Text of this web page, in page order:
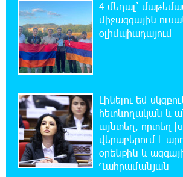
22:17:04 5-08-2026
Կեղծ էջով
է մասնակցել
Հարավային Լիբանանում
հետևանքով զոհվել է
իսրայելցի զինծառայող
21:39:45 5-08-2026
Բախվել են «Jeep»-ն ու
4 մեդալ՝
միջազգային
օլիմպիադայում
Լինելու եմ
հետևողական և
այնտեղ, որտեղ
վերաբերում է
օրենքին և
Ղահրամանյան